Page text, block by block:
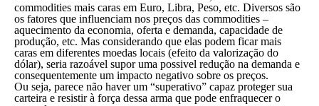
commodities mais caras em Euro, Libra, Peso, etc. Diversos são
os fatores que influenciam nos preços das commodities –
aquecimento da economia, oferta e demanda, capacidade de
produção, etc. Mas considerando que elas podem ficar mais
caras em diferentes moedas locais (efeito da valorização do
dólar), seria razoável supor uma possivel redução na demanda e
consequentemente um impacto negativo sobre os preços.
Ou seja, parece não haver um “superativo” capaz proteger sua
carteira e resistir à força dessa arma que pode enfraquecer o